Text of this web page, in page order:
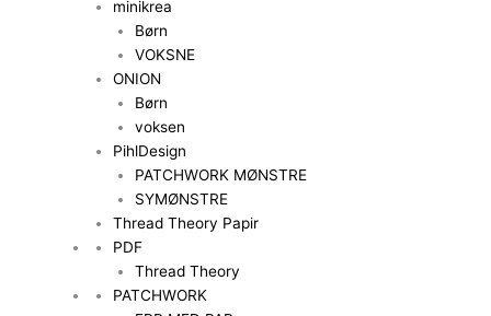
minikrea
Børn
VOKSNE
ONION
Børn
voksen
PihlDesign
PATCHWORK MØNSTRE
SYMØNSTRE
Thread Theory Papir
PDF
Thread Theory
PATCHWORK